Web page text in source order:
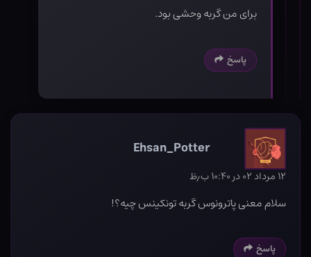
برای من گربه وحشی بود.
پاسخ
Ehsan_Potter
۱۲ مرداد ۰۲ در ۱۰:۴۰ ب٫ظ
سلام معنی پاترونوس گربه تونکینس چیه؟!
پاسخ